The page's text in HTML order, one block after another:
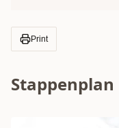
Print
Stappenplan